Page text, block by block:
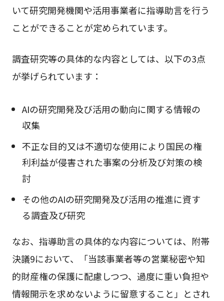
いて研究開発機関や活用事業者に指導助言を行う
ことができることが定められています。
調査研究等の具体的な内容としては、以下の3点
が挙げられています：
AIの研究開発及び活用の動向に関する情報の
収集
不正な目的又は不適切な使用により国民の権
利利益が侵害された事案の分析及び対策の検
討
その他のAIの研究開発及び活用の推進に資す
る調査及び研究
なお、指導助言の具体的な内容については、附帯
決議9において、「当該事業者等の営業秘密や知
的財産権の保護に配慮しつつ、過度に重い負担や
情報開示を求めないように留意すること」とされ